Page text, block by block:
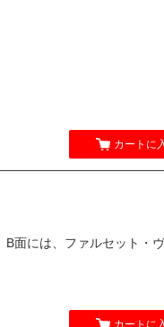
カートに
面には、ファルセット・
カートに